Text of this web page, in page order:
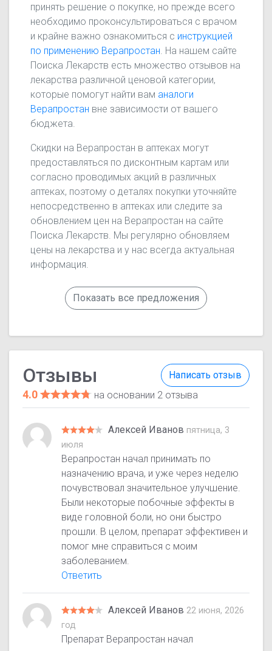
принять решение о покупке, но прежде всего
необходимо проконсультироваться с врачом
и крайне важно ознакомиться с инструкцией
по применению Верапростан. На нашем сайте
Поиска Лекарств есть множество отзывов на
лекарства различной ценовой категории,
которые помогут найти вам аналоги
Верапростан вне зависимости от вашего
бюджета.
Скидки на Верапростан в аптеках могут
предоставляться по дисконтным картам или
согласно проводимых акций в различных
аптеках, поэтому о деталях покупки уточняйте
непосредственно в аптеках или следите за
обновлением цен на Верапростан на сайте
Поиска Лекарств. Мы регулярно обновляем
цены на лекарства и у нас всегда актуальная
информация.
Показать все предложения
Написать отзыв
Отзывы
4.0 на основании 2 отзыва
Алексей Иванов пятница, 3
июля
Верапростан начал принимать по
назначению врача, и уже через неделю
почувствовал значительное улучшение.
Были некоторые побочные эффекты в
виде головной боли, но они быстро
прошли. В целом, препарат эффективен и
помог мне справиться с моим
заболеванием.
Ответить
Алексей Иванов 22 июня, 2026
год
Препарат Верапростан начал